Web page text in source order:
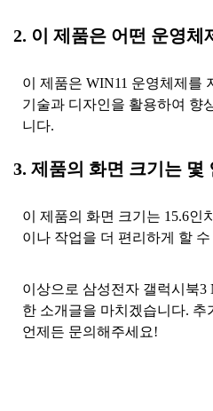
2. 이 제품은 어떤 운영체
이 제품은 WIN11 운영체제를
기술과 디자인을 활용하여 향
니다.
3. 제품의 화면 크기는 몇
이 제품의 화면 크기는 15.6인
이나 작업을 더 편리하게 할
이상으로 삼성전자 갤럭시북3
한 소개글을 마치겠습니다. 추
언제든 문의해주세요!